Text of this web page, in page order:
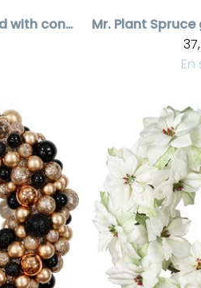
Spruce garland with cones
Mr. Plant